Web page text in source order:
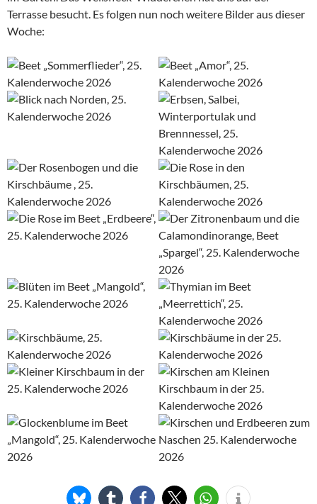
Terrasse besucht. Es folgen nun noch weitere Bilder aus dieser
Woche: